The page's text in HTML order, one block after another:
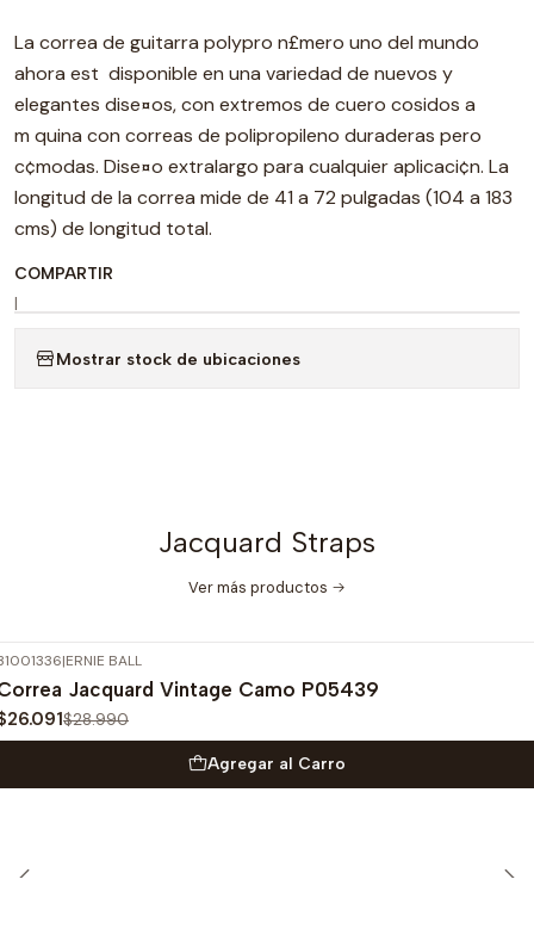
La correa de guitarra polypro n£mero uno del mundo
ahora est disponible en una variedad de nuevos y
elegantes dise¤os, con extremos de cuero cosidos a
m quina con correas de polipropileno duraderas pero
c¢modas. Dise¤o extralargo para cualquier aplicaci¢n. La
longitud de la correa mide de 41 a 72 pulgadas (104 a 183
cms) de longitud total.
COMPARTIR
|
Mostrar stock de ubicaciones
Jacquard Straps
Ver más productos
OFF
|ERNIE BALL
Jacquard Vintage Camo P05439
$28.990
Agregar al Carro